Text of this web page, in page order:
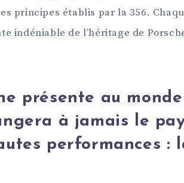
principes établis par la 356.
indéniable de l’héritage de
présente au
à jamais le
performances :